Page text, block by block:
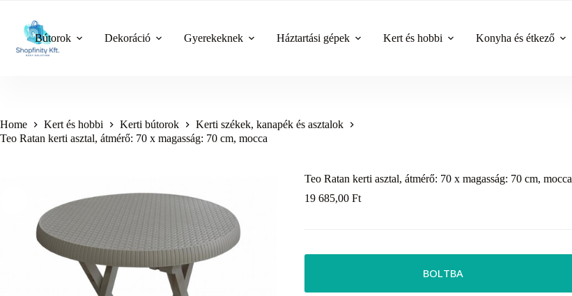
content
Bútorok Dekoráció Gyerekeknek Háztartási gépek Kert és hobbi Konyha és étkező
Home Kert és hobbi Kerti bútorok
Kerti székek, kanapék és asztalok
Teo Ratan kerti asztal, átmérő: 70 x magasság: 70 cm, mocca
Teo Ratan kerti asztal, átmérő: 70 x magasság: 70 cm, mocca
19 685,00Ft
BOLTBA